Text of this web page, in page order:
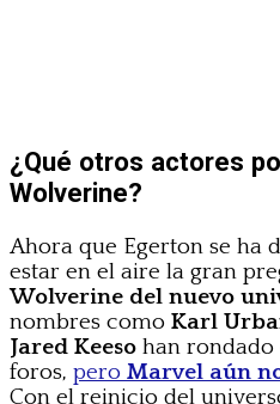
¿Qué otros actores
Wolverine?
Ahora que Egerton se ha
estar en el aire la gran
Wolverine del nuevo
nombres como Karl
Jared Keeso han rondado
foros, pero Marvel aún
Con el reinicio del